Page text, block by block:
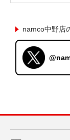
namco中野店